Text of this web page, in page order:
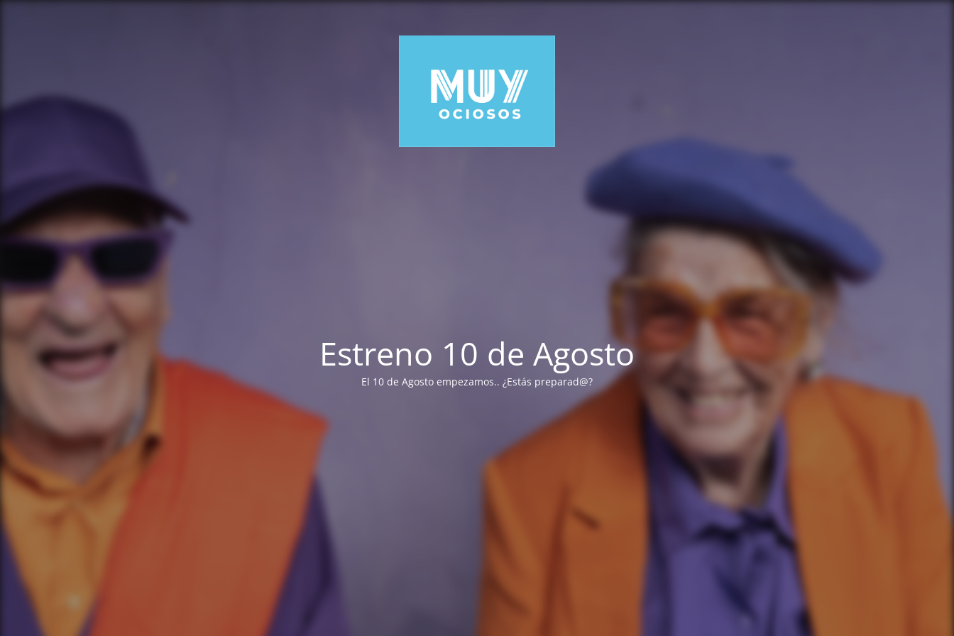
Estreno 10 de Agosto
El 10 de Agosto empezamos.. ¿Estás preparad@?